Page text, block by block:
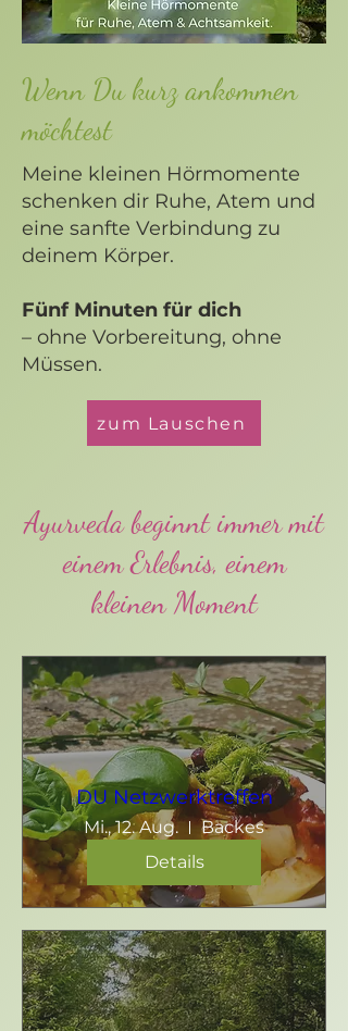
Wenn Du kurz ankommen
möchtest
Meine kleinen Hörmomente
schenken dir Ruhe, Atem und
eine sanfte Verbindung zu
deinem Körper.
Fünf Minuten für dich
– ohne Vorbereitung, ohne
Müssen.
zum Lauschen
Ayurveda beginnt immer mit
einem Erlebnis, einem
kleinen Moment
DU Netzwerktreffen
Mi., 12. Aug.
Backes
Details